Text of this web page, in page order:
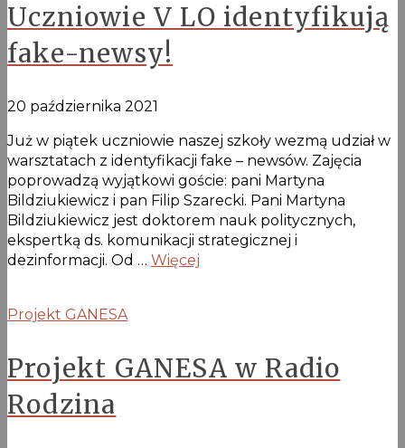
Uczniowie V LO identyfikują
fake-newsy!
20 października 2021
Już w piątek uczniowie naszej szkoły wezmą udział w
warsztatach z identyfikacji fake – newsów. Zajęcia
poprowadzą wyjątkowi goście: pani Martyna
Bildziukiewicz i pan Filip Szarecki. Pani Martyna
Bildziukiewicz jest doktorem nauk politycznych,
ekspertką ds. komunikacji strategicznej i
dezinformacji. Od … Więcej
Projekt GANESA
Projekt GANESA w Radio
Rodzina